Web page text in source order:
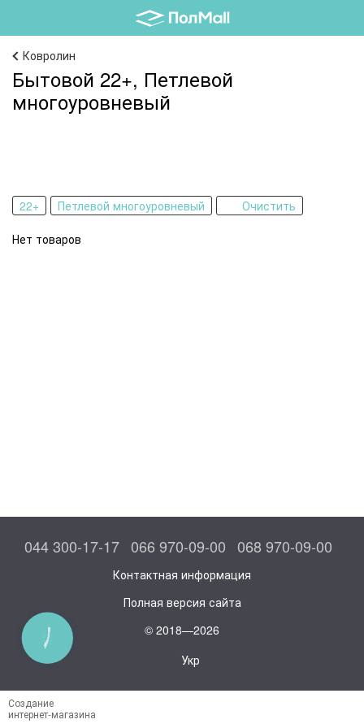
Ковролин
Бытовой 22+, Петлевой
многоуровневый
22+ Петлевой многоуровневый Очистить
Нет товаров
044 300-17-17 066 970-09-00 068 970-09-00
Контактная информация
Полная версия сайта
© 2018—2026
Укр
Создание
интернет-магазина
КНОПКА
СВЯЗИ